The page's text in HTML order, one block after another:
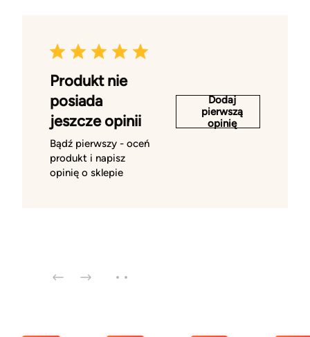
Produkt nie
posiada
jeszcze opinii
Bądź pierwszy - oceń
produkt i napisz
opinię o sklepie
Dodaj
pierwszą
opinię